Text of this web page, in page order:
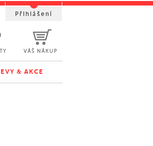
VÁŠ NÁKUP
& AKCE
Přihlášení